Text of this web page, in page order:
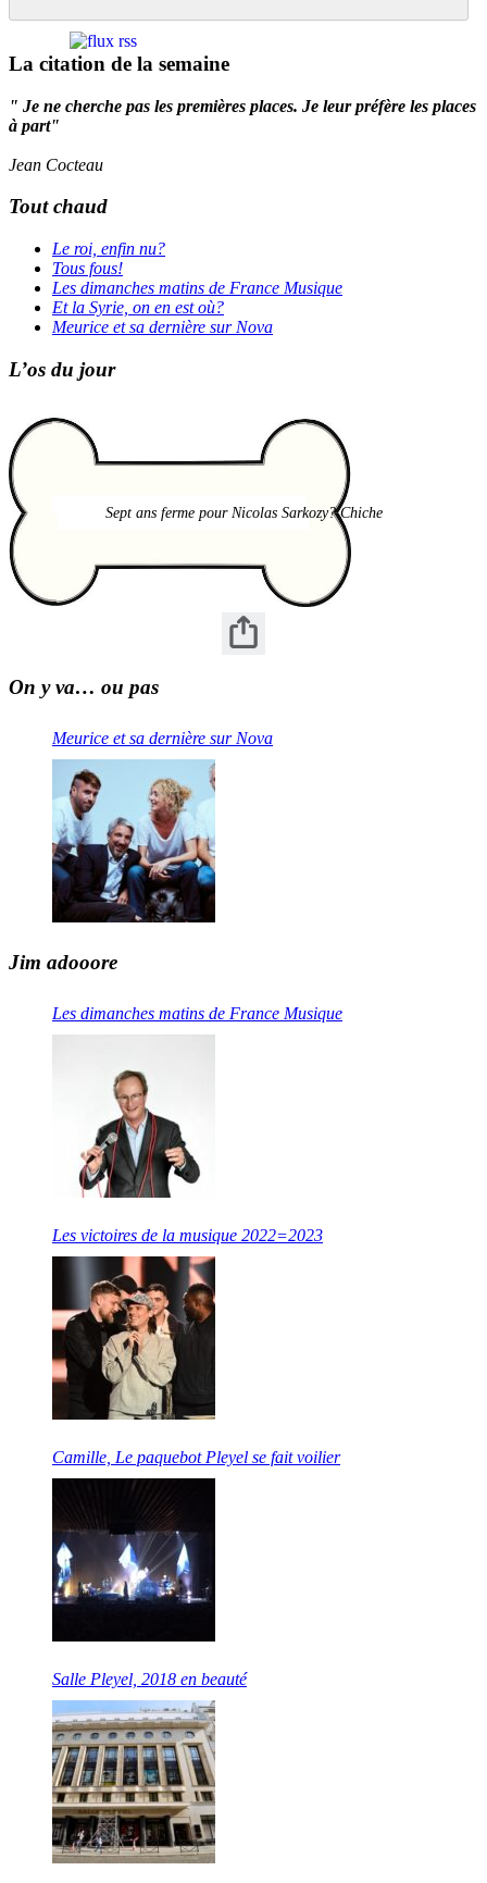
La citation de la semaine
" Je ne cherche pas les premières places. Je leur préfère les places
à part"
Jean Cocteau
Tout chaud
Le roi, enfin nu?
Tous fous!
Les dimanches matins de France Musique
Et la Syrie, on en est où?
Meurice et sa dernière sur Nova
L’os du jour
Sept ans ferme pour Nicolas Sarkozy? Chiche
On y va… ou pas
Meurice et sa dernière sur Nova
Jim adooore
Les dimanches matins de France Musique
Les victoires de la musique 2022=2023
Camille, Le paquebot Pleyel se fait voilier
Salle Pleyel, 2018 en beauté